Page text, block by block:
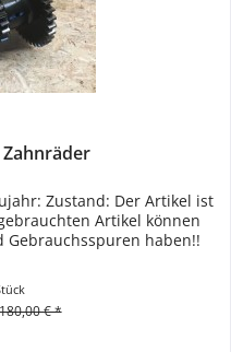
Zahnräder
Zustand: Der Artikel ist
Artikel können
Gebrauchsspuren haben!!
€ *